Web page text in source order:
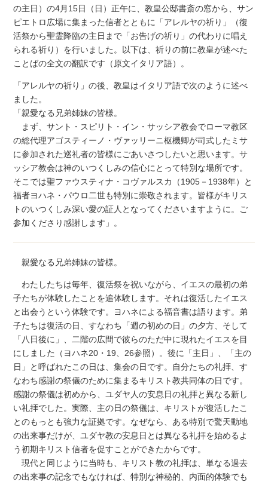
の主日）の4月15日（日）正午に、教皇公邸書斎の窓から、サン
ピエトロ広場に集まった信者とともに「アレルヤの祈り」（復
活祭から聖霊降臨の主日まで「お告げの祈り」の代わりに唱え
られる祈り）を行いました。以下は、祈りの前に教皇が述べた
ことばの全文の翻訳です（原文イタリア語）。
「アレルヤの祈り」の後、教皇はイタリア語で次のように述べ
ました。
「親愛なる兄弟姉妹の皆様。
まず、サント・スピリト・イン・サッシア教会でローマ教区
の総代理アゴスティーノ・ヴァッリーニ枢機卿が司式したミサ
に参加された巡礼者の皆様にごあいさつしたいと思います。サ
ッシア教会は神のいつくしみの信心にとって特別な場所です。
そこでは聖ファウスティナ・コヴァルスカ（1905－1938年）と
福者ヨハネ・パウロ二世も特別に崇敬されます。皆様がキリス
トのいつくしみ深い愛の証人となってくださいますように。ご
参加くださり感謝します」。
親愛なる兄弟姉妹の皆様。
わたしたちは毎年、復活祭を祝いながら、イエスの最初の弟
子たちが体験したことを追体験します。それは復活したイエス
と出会うという体験です。ヨハネによる福音書は語ります。弟
子たちは復活の日、すなわち「週の初めの日」の夕方、そして
「八日後に」、二階の広間で彼らのただ中に現れたイエスを目
にしました（ヨハネ20・19、26参照）。後に「主日」、「主の
日」と呼ばれたこの日は、集会の日です。自分たちの礼拝、す
なわち感謝の祭儀のために集まるキリスト教共同体の日です。
感謝の祭儀は初めから、ユダヤ人の安息日の礼拝と異なる新し
い礼拝でした。実際、主の日の祭儀は、キリストが復活したこ
とのもっとも強力な証拠です。なぜなら、ある特別で驚天動地
の出来事だけが、ユダヤ教の安息日とは異なる礼拝を始めるよ
う初期キリスト信者を促すことができたからです。
現代と同じように当時も、キリスト教の礼拝は、単なる過去
の出来事の記念でもなければ、特別な神秘的、内面的体験でも